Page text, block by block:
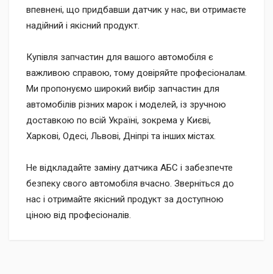
впевнені, що придбавши датчик у нас, ви отримаєте
надійний і якісний продукт.
Купівля запчастин для вашого автомобіля є
важливою справою, тому довіряйте професіоналам.
Ми пропонуємо широкий вибір запчастин для
автомобілів різних марок і моделей, із зручною
доставкою по всій Україні, зокрема у Києві,
Харкові, Одесі, Львові, Дніпрі та інших містах.
Не відкладайте заміну датчика АБС і забезпечте
безпеку свого автомобіля вчасно. Зверніться до
нас і отримайте якісний продукт за доступною
ціною від професіоналів.